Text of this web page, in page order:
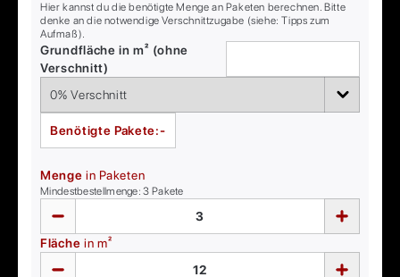
Hier kannst du die benötigte Menge an Paketen berechnen. Bitte
denke an die notwendige Verschnittzugabe (siehe: Tipps zum
Aufmaß).
Grundfläche in m² (ohne
Verschnitt)
Benötigte Pakete:-
Menge in Paketen
Mindestbestellmenge:3 Pakete
Fläche in m²